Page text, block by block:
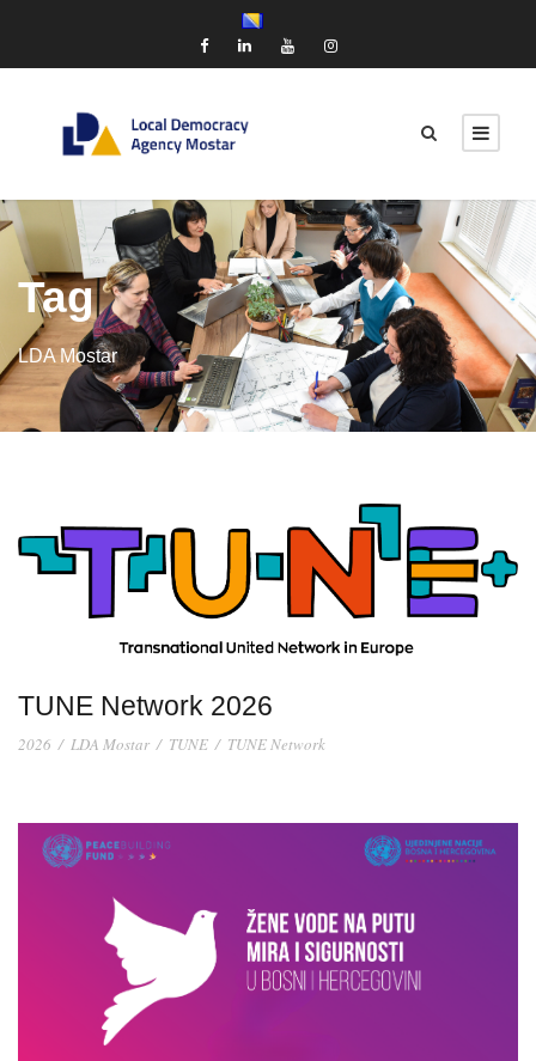
Tag
LDA Mostar
TUNE Network 2026
2026 / LDA Mostar / TUNE / TUNE Network